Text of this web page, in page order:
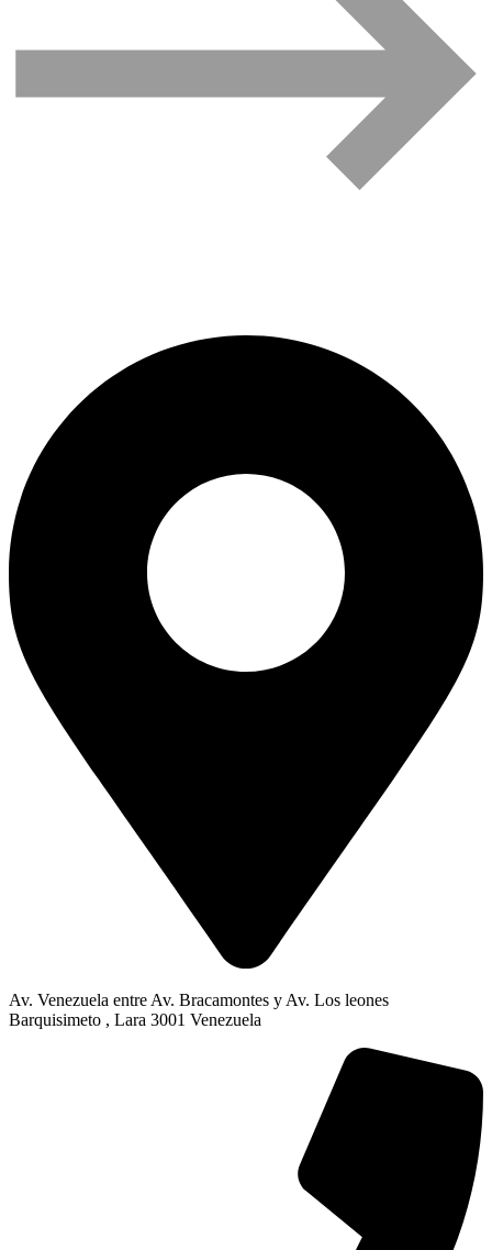
Av. Venezuela entre Av. Bracamontes y Av. Los leones
Barquisimeto , Lara 3001 Venezuela